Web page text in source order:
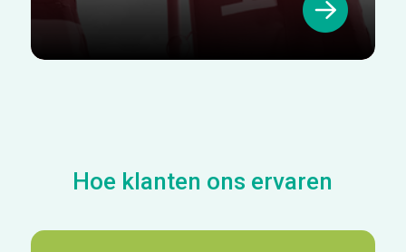
Hoe klanten ons ervaren